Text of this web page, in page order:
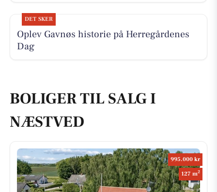
DET SKER
Oplev Gavnøs historie på Herregårdenes
Dag
BOLIGER TIL SALG I
NÆSTVED
995.000 kr
127 m2